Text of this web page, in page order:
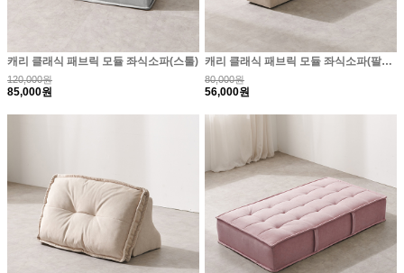
캐리 클래식 패브릭 모듈 좌식소파(스툴)
120,000원
85,000원
캐리 클래식 패브릭 모듈 좌식소파(팔걸이)
80,000원
56,000원